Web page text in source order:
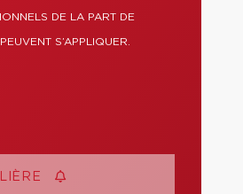
DE LA PART DE
S’APPLIQUER.